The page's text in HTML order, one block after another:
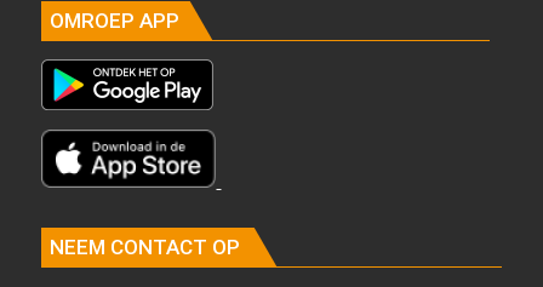
OMROEP APP
NEEM CONTACT OP